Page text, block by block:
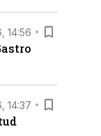
14:56
14:37